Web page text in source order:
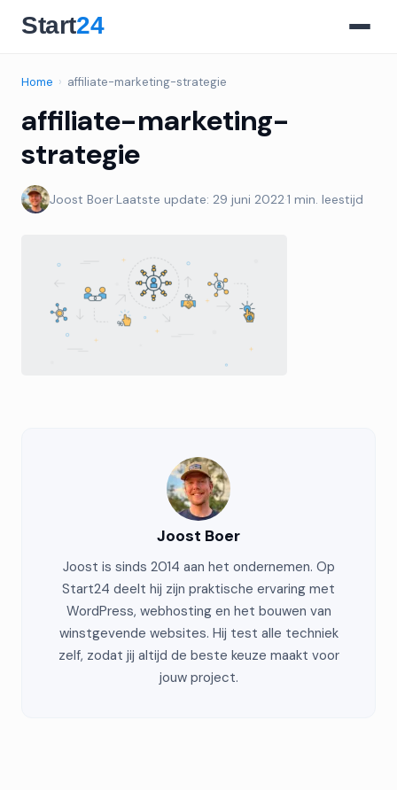
Home › affiliate-marketing-strategie
affiliate-marketing-
strategie
Joost Boer·Laatste update: 29 juni 2022·1 min. leestijd
Joost Boer
Joost is sinds 2014 aan het ondernemen. Op
Start24 deelt hij zijn praktische ervaring met
WordPress, webhosting en het bouwen van
winstgevende websites. Hij test alle techniek
zelf, zodat jij altijd de beste keuze maakt voor
jouw project.